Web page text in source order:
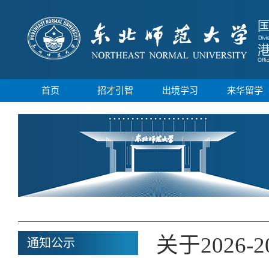
首页 招才引智 出境学习 来华留学
通知公示
关于2026-